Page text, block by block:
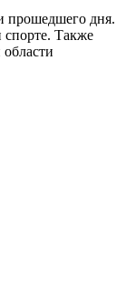
прошедшего дня.
спорте. Также